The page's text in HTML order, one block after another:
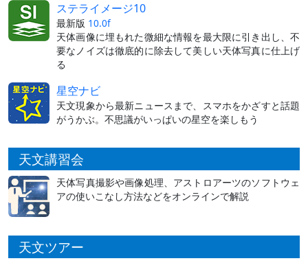
ステライメージ10
最新版 10.0f
天体画像に埋もれた微細な情報を最大限に引き出し、不
要なノイズは徹底的に除去して美しい天体写真に仕上げ
る
星空ナビ
天文現象から最新ニュースまで、スマホをかざすと話題
がうかぶ。不思議がいっぱいの星空を楽しもう
天文講習会
天体写真撮影や画像処理、アストロアーツのソフトウェ
アの使いこなし方法などをオンラインで解説
天文ツアー